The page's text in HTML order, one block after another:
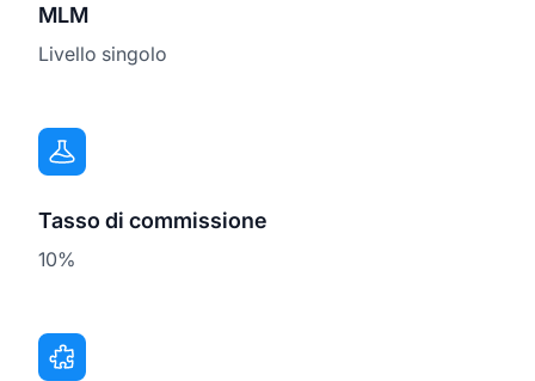
MLM
Livello singolo
Tasso di commissione
10%